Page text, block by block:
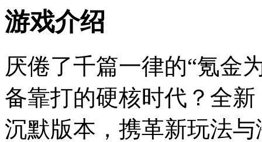
游戏介绍
厌倦了千篇一律的“氪金
备靠打的硬核时代？全新
沉默版本，携革新玩法